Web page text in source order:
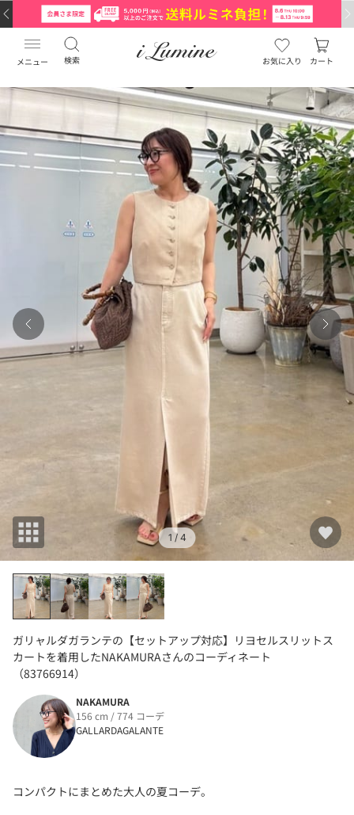
メニュー 検索 お気に入り カート
1 / 4
ガリャルダガランテの【セットアップ対応】リヨセルスリットス
カートを着用したNAKAMURAさんのコーディネート
（83766914）
NAKAMURA
156 cm / 774 コーデ
GALLARDAGALANTE
コンパクトにまとめた大人の夏コーデ。